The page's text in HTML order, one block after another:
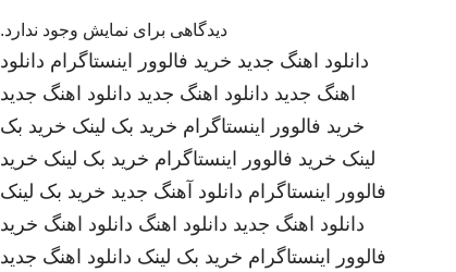
دیدگاهی برای نمایش وجود ندارد.
دانلود اهنگ جدید خرید فالوور اینستاگرام دانلود
اهنگ جدید دانلود اهنگ جدید دانلود اهنگ جدید
خرید فالوور اینستاگرام خرید بک لینک خرید بک
لینک خرید فالوور اینستاگرام خرید بک لینک خرید
فالوور اینستاگرام دانلود آهنگ جدید خرید بک لینک
دانلود اهنگ جدید دانلود اهنگ دانلود اهنگ خرید
فالوور اینستاگرام خرید بک لینک دانلود اهنگ جدید